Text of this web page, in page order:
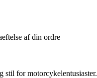
af din ordre
for